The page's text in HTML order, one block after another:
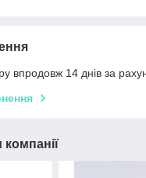
впродовж 14 днів за
компанії